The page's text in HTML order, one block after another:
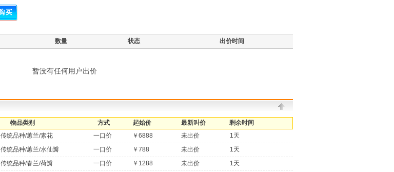
数量 状态 出价时间
暂没有任何用户出价
物品类别 方式 起始价 最新叫价
剩余时间
传统品种/蕙兰/素花 一口价 ￥6888 未出价
1天
传统品种/蕙兰/水仙瓣 一口价 ￥788 未出价
1天
传统品种/春兰/荷瓣 一口价 ￥1288 未出价
1天